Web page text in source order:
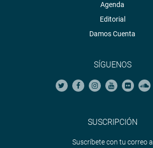
Agenda
Editorial
Damos Cuenta
SÍGUENOS
SUSCRIPCIÓN
Suscríbete con tu correo a